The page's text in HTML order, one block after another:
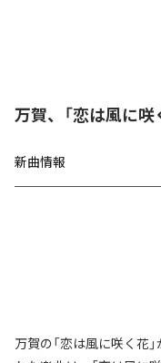
万賀、「恋は風に咲
新曲情報
万賀の「恋は風に咲く花